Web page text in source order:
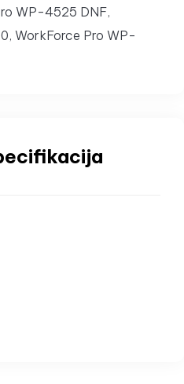
WP-4525 DNF,
WorkForce Pro WP-